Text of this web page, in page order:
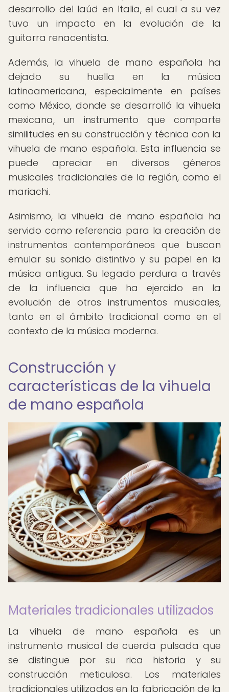
desarrollo del laúd en Italia, el cual a su vez
tuvo un impacto en la evolución de la
guitarra renacentista.
Además, la vihuela de mano española ha
dejado su huella en la música
latinoamericana, especialmente en países
como México, donde se desarrolló la vihuela
mexicana, un instrumento que comparte
similitudes en su construcción y técnica con la
vihuela de mano española. Esta influencia se
puede apreciar en diversos géneros
musicales tradicionales de la región, como el
mariachi.
Asimismo, la vihuela de mano española ha
servido como referencia para la creación de
instrumentos contemporáneos que buscan
emular su sonido distintivo y su papel en la
música antigua. Su legado perdura a través
de la influencia que ha ejercido en la
evolución de otros instrumentos musicales,
tanto en el ámbito tradicional como en el
contexto de la música moderna.
Construcción y
características de la vihuela
de mano española
Materiales tradicionales utilizados
La vihuela de mano española es un
instrumento musical de cuerda pulsada que
se distingue por su rica historia y su
construcción meticulosa. Los materiales
tradicionales utilizados en la fabricación de la